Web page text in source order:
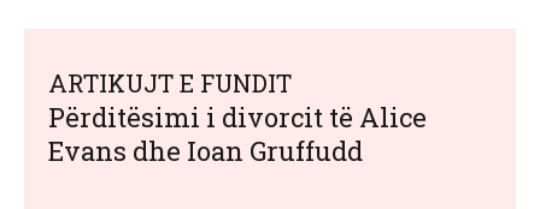
ARTIKUJT E FUNDIT
Përditësimi i divorcit të Alice
Evans dhe Ioan Gruffudd